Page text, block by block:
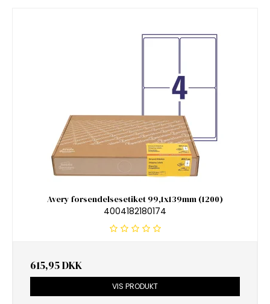
Avery forsendelsesetiket 99,1x139mm (1200)
4004182180174
615,95 DKK
VIS PRODUKT